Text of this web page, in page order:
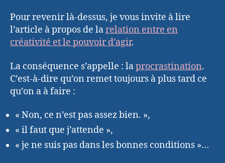
Pour revenir là-dessus, je vous invite à lire
l’article à propos de larelation entre en
créativité et le pouvoir d’agir.
La conséquence s’appelle : laprocrastination.
C’est-à-dire qu’on remet toujours à plus tard ce
qu’on a à faire :
« Non, ce n’est pas assez bien. »,
« il faut que j’attende »,
« je ne suis pas dans les bonnes conditions »…